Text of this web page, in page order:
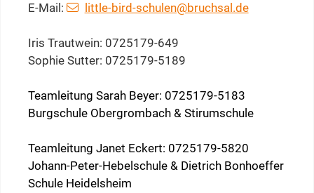
E-Mail: little-bird-schulen@bruchsal.de
Iris Trautwein: 0725179-649
Sophie Sutter: 0725179-5189
Teamleitung Sarah Beyer: 0725179-5183
Burgschule Obergrombach & Stirumschule
Teamleitung Janet Eckert: 0725179-5820
Johann-Peter-Hebelschule & Dietrich Bonhoeffer
Schule Heidelsheim